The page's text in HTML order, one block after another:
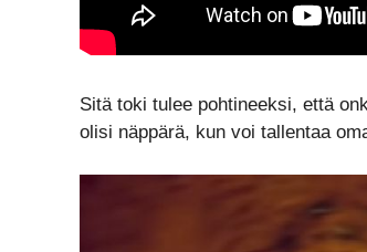
Sitä toki tulee pohtineeksi, että
olisi näppärä, kun voi tallentaa